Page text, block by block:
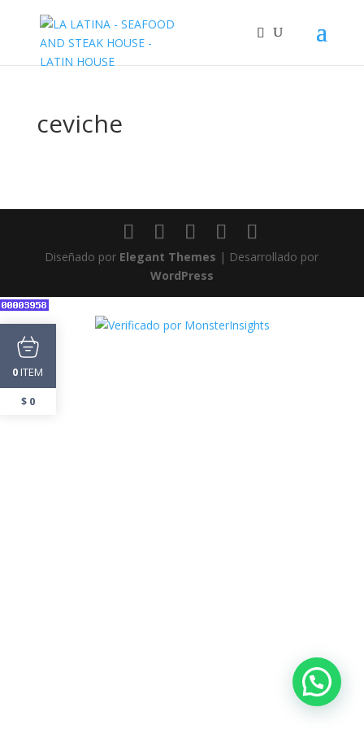
ceviche
Diseñado por Elegant Themes | Desarrollado por
WordPress
0ITEM
$0